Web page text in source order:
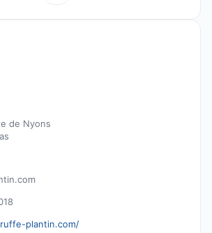
de Nyons
plantin.com/